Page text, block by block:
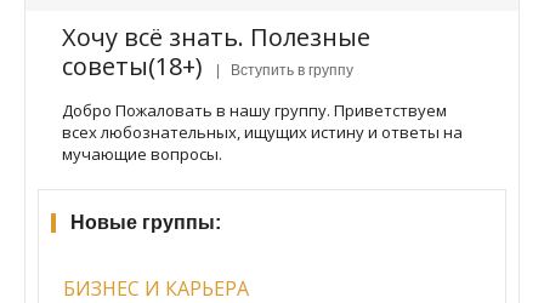
Хочу всё знать. Полезные
советы(18+)
| Вступить в группу
Добро Пожаловать в нашу группу. Приветствуем
всех любознательных, ищущих истину и ответы на
мучающие вопросы.
Новые группы:
БИЗНЕС И КАРЬЕРА